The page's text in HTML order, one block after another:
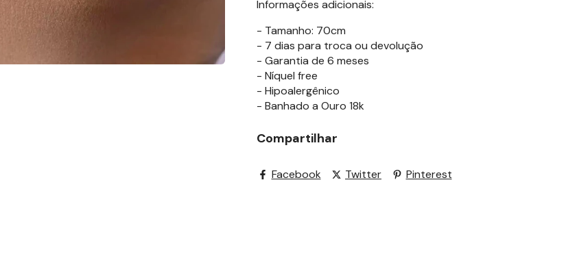
Informações adicionais:
- Tamanho: 70cm
- 7 dias para troca ou devolução
- Garantia de 6 meses
- Níquel free
- Hipoalergênico
- Banhado a Ouro 18k
Compartilhar
Facebook Twitter Pinterest